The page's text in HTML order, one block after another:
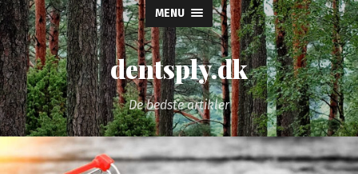
MENU
dentsply.dk
De bedste artikler